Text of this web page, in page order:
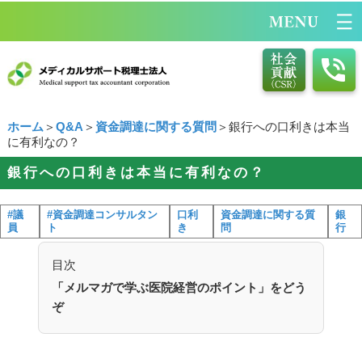
ホーム ＞ Q&A ＞ 資金調達に関する質問 ＞銀行への口利きは本当
に有利なの？
銀行への口利きは本当に有利なの？
#議
員
#資金調達コンサルタン
ト
口利
き
資金調達に関する質
問
銀
行
目次
「メルマガで学ぶ医院経営のポイント」をどう
ぞ